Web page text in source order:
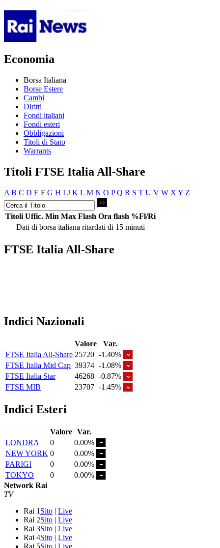
Economia
Borsa Italiana
Borse Estere
Cambi
Diritti
Fondi italiani
Fondi esteri
Obbligazioni
Titoli di Stato
Warrants
Titoli FTSE Italia All-Share
A B C D E F G H I J K L M N O P Q R S T U V W X Y Z
Titoli Uffic. Min Max Flash Ora flash %Fl/Ri
Dati di borsa italiana ritardati di 15 minuti
FTSE Italia All-Share
Indici Nazionali
Valore
Var.
FTSE Italia All-Share 25720 -1.40%
FTSE Italia Mid Cap 39374 -1.08%
FTSE Italia Star
46268 -0.87%
FTSE MIB
23707 -1.45%
Indici Esteri
Valore Var.
LONDRA
0
0.00%
NEW YORK 0
0.00%
PARIGI
0
0.00%
TOKYO
0
0.00%
Network Rai
TV
Rai 1 Sito | Live
Rai 2Sito | Live
Rai 3Sito | Live
Rai 4Sito | Live
Rai 5Sito | Live